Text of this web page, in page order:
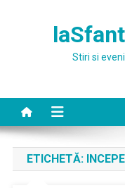
Stiri si
ETICHETĂ: INCEPE